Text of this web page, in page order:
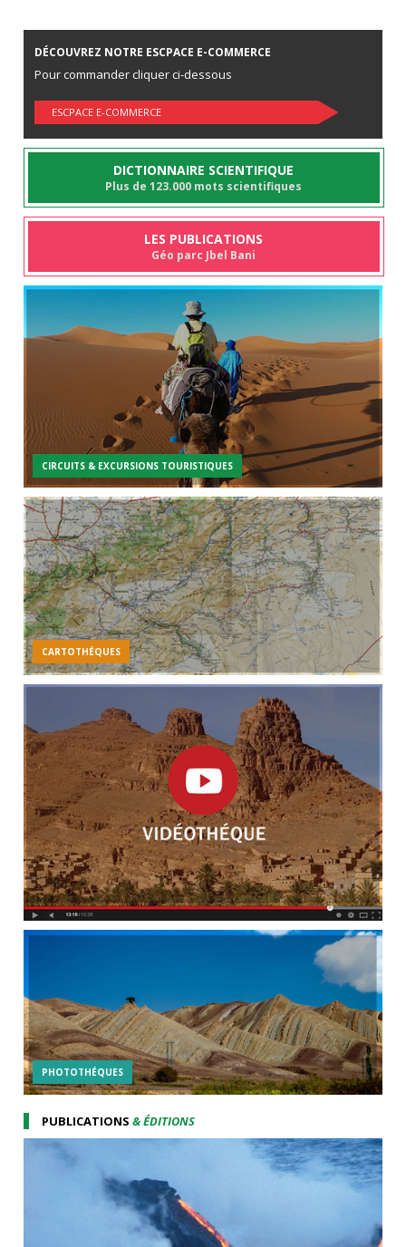
DÉCOUVREZ NOTRE ESCPACE E-COMMERCE
Pour commander cliquer ci-dessous
ESCPACE E-COMMERCE
DICTIONNAIRE SCIENTIFIQUE
Plus de 123.000 mots scientifiques
LES PUBLICATIONS
Géo parc Jbel Bani
CIRCUITS & EXCURSIONS TOURISTIQUES
CARTOTHÉQUES
PHOTOTHÉQUES
PUBLICATIONS& ÉDITIONS